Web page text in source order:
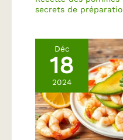
secrets de
Déc
18
2024